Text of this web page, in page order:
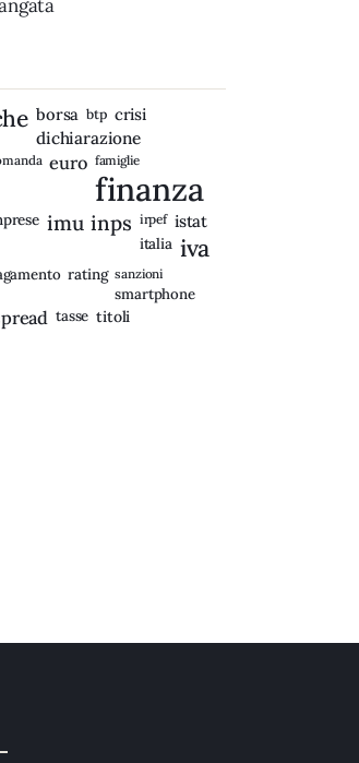
borsa btp crisi
dichiarazione
euro famiglie
finanza
imu inps irpef istat
italia iva
rating sanzioni
smartphone
tasse titoli